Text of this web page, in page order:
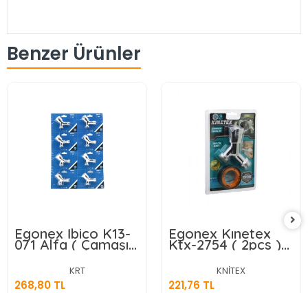
Benzer Ürünler
Egonex İbico K13-
071 Alfa ( Çamaşır
) Musluk (
Vakumlu Ambalaj
)*8x15 KRT
268,80 TL
Egonex Kınetex
Ktx-2754 ( 2pcs )
Çamaşır Musluk &
Teflon Bant*100
KNİTEX
221,76 TL